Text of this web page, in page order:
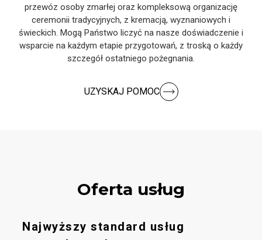
przewóz osoby zmarłej oraz kompleksową organizację
ceremonii tradycyjnych, z kremacją, wyznaniowych i
świeckich. Mogą Państwo liczyć na nasze doświadczenie i
wsparcie na każdym etapie przygotowań, z troską o każdy
szczegół ostatniego pożegnania.
UZYSKAJ POMOC
Oferta usług
Najwyższy standard usług